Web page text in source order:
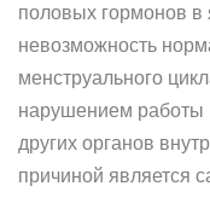
половых гормонов в
невозможность
менструального
нарушением работы
других органов
причиной является